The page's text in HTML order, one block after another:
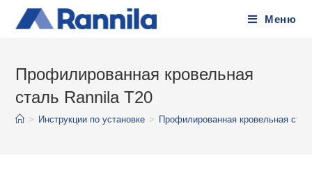
Меню
Профилированная кровельная
сталь Rannila T20
> Инструкции по установке > Профилированная кровельная